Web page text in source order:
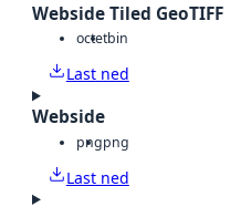
Webside Tiled GeoTIFF
octetbin
Last ned
Webside
pngpng
Last ned